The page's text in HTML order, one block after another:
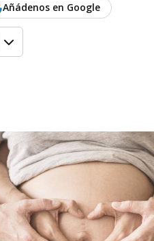
Añádenos en Google